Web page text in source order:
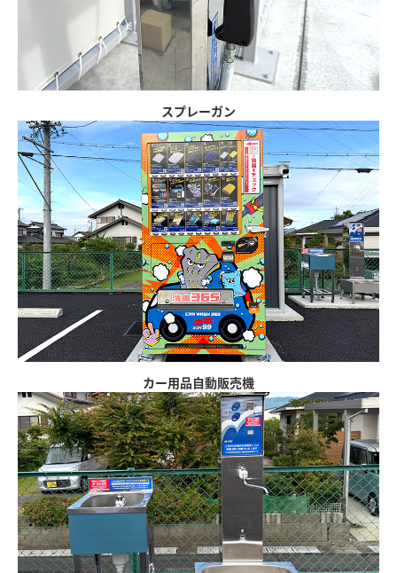
スプレーガン
カー用品自動販売機